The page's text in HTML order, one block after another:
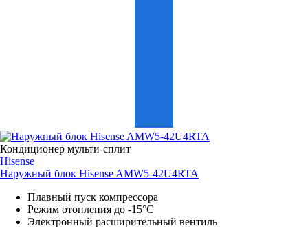
Кондиционер мульти-сплит
Hisense
Наружный блок Hisense AMW5-42U4RTA
Плавный пуск компрессора
Режим отопления до -15°С
Электронный расширительный вентиль